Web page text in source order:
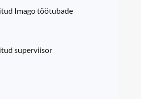
Imago töötubade
superviisor